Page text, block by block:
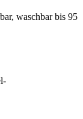
waschbar bis 95